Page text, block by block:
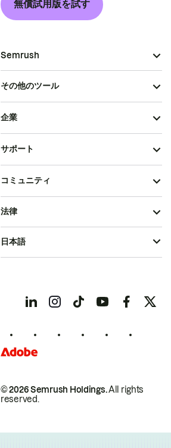
無償試用版を試す
Semrush
その他のツール
企業
サポート
コミュニティ
© 2026 Semrush Holdings.All rights
reserved.
法律
日本語